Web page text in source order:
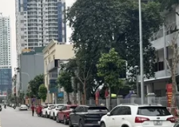
thuộc Petrolimex chuẩn bị niêm
Đức Duy/Vietnam+)
hôm nay (17/6) tiếp
dụng quỹ bình ổn giá